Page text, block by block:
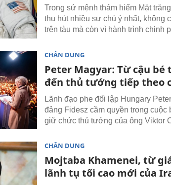
Trong sứ mệnh thám hiểm Mặt
thu hút nhiều sự chú ý nhất, không
trên tàu mà còn vì hành trình chinh
CHÂN DUNG
Peter Magyar: Từ cậu
đến thủ tướng tiếp theo
Lãnh đạo phe đối lập Hungary
đảng Fidesz cầm quyền trong
giữ chức thủ tướng của ông Viktor
CHÂN DUNG
Mojtaba Khamenei, từ
lãnh tụ tối cao mới của